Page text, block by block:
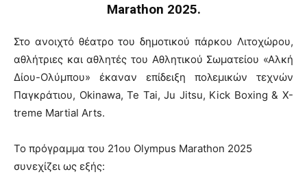
Marathon 2025.
Στο ανοιχτό θέατρο του δημοτικού πάρκου Λιτοχώρου,
αθλήτριες και αθλητές του Αθλητικού Σωματείου «Αλκή
Δίου-Ολύμπου» έκαναν επίδειξη πολεμικών τεχνών
Παγκράτιου, Okinawa, Te Tai, Ju Jitsu, Kick Boxing & X-
treme Martial Arts.
Το πρόγραμμα του 21ου Olympus Marathon 2025
συνεχίζει ως εξής: